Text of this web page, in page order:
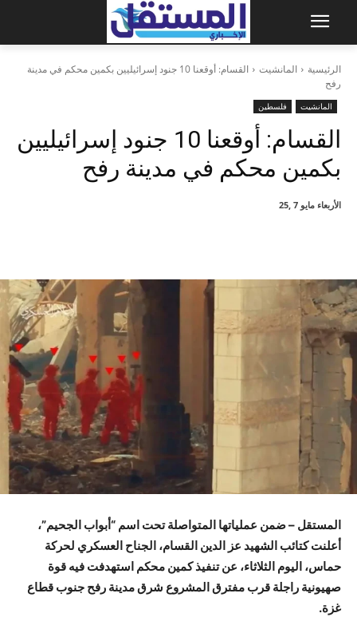
الرئيسية المانشيت
القسام: أوقعنا 10 جنود إسرائيليين بكمين محكم في مدينة
رفح
المانشيت فلسطين
القسام: أوقعنا 10 جنود إسرائيليين
بكمين محكم في مدينة رفح
الأربعاء مايو 7 ,25
المستقل – ضمن عملياتها المتواصلة تحت اسم “أبواب الجحيم”،
أعلنت كتائب الشهيد عز الدين القسام، الجناح العسكري لحركة
حماس، اليوم الثلاثاء، عن تنفيذ كمين محكم استهدفت فيه قوة
صهيونية راجلة قرب مفترق المشروع شرق مدينة رفح جنوب قطاع
غزة.